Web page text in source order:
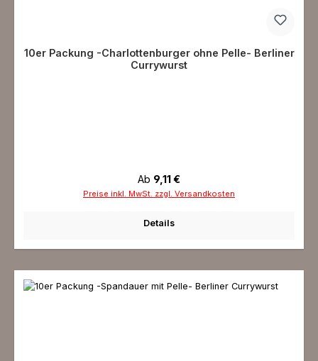
10er Packung -Charlottenburger ohne Pelle- Berliner
Currywurst
Regulärer Preis:
Ab 9,11 €
Preise inkl. MwSt. zzgl. Versandkosten
Details